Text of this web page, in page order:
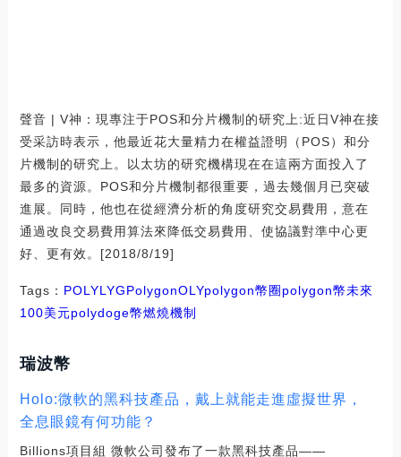
聲音 | V神：現專注于POS和分片機制的研究上:近日V神在接
受采訪時表示，他最近花大量精力在權益證明（POS）和分
片機制的研究上。以太坊的研究機構現在在這兩方面投入了
最多的資源。POS和分片機制都很重要，過去幾個月已突破
進展。同時，他也在從經濟分析的角度研究交易費用，意在
通過改良交易費用算法來降低交易費用、使協議對準中心更
好、更有效。[2018/8/19]
Tags： POLYLYGPolygonOLYpolygon幣圈 polygon幣未來
100美元polydoge幣燃燒機制
瑞波幣
Holo:微軟的黑科技產品，戴上就能走進虛擬世界，
全息眼鏡有何功能？
Billions項目組 微軟公司發布了一款黑科技產品——